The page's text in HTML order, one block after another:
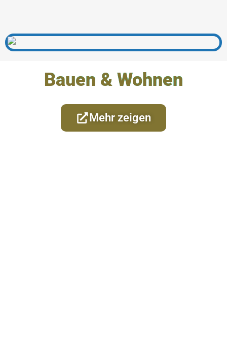
Bauen & Wohnen
Mehr zeigen